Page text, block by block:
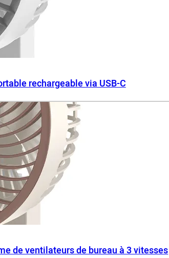
rechargeable via USB-C
de ventilateurs de bureau à 3 vitesses